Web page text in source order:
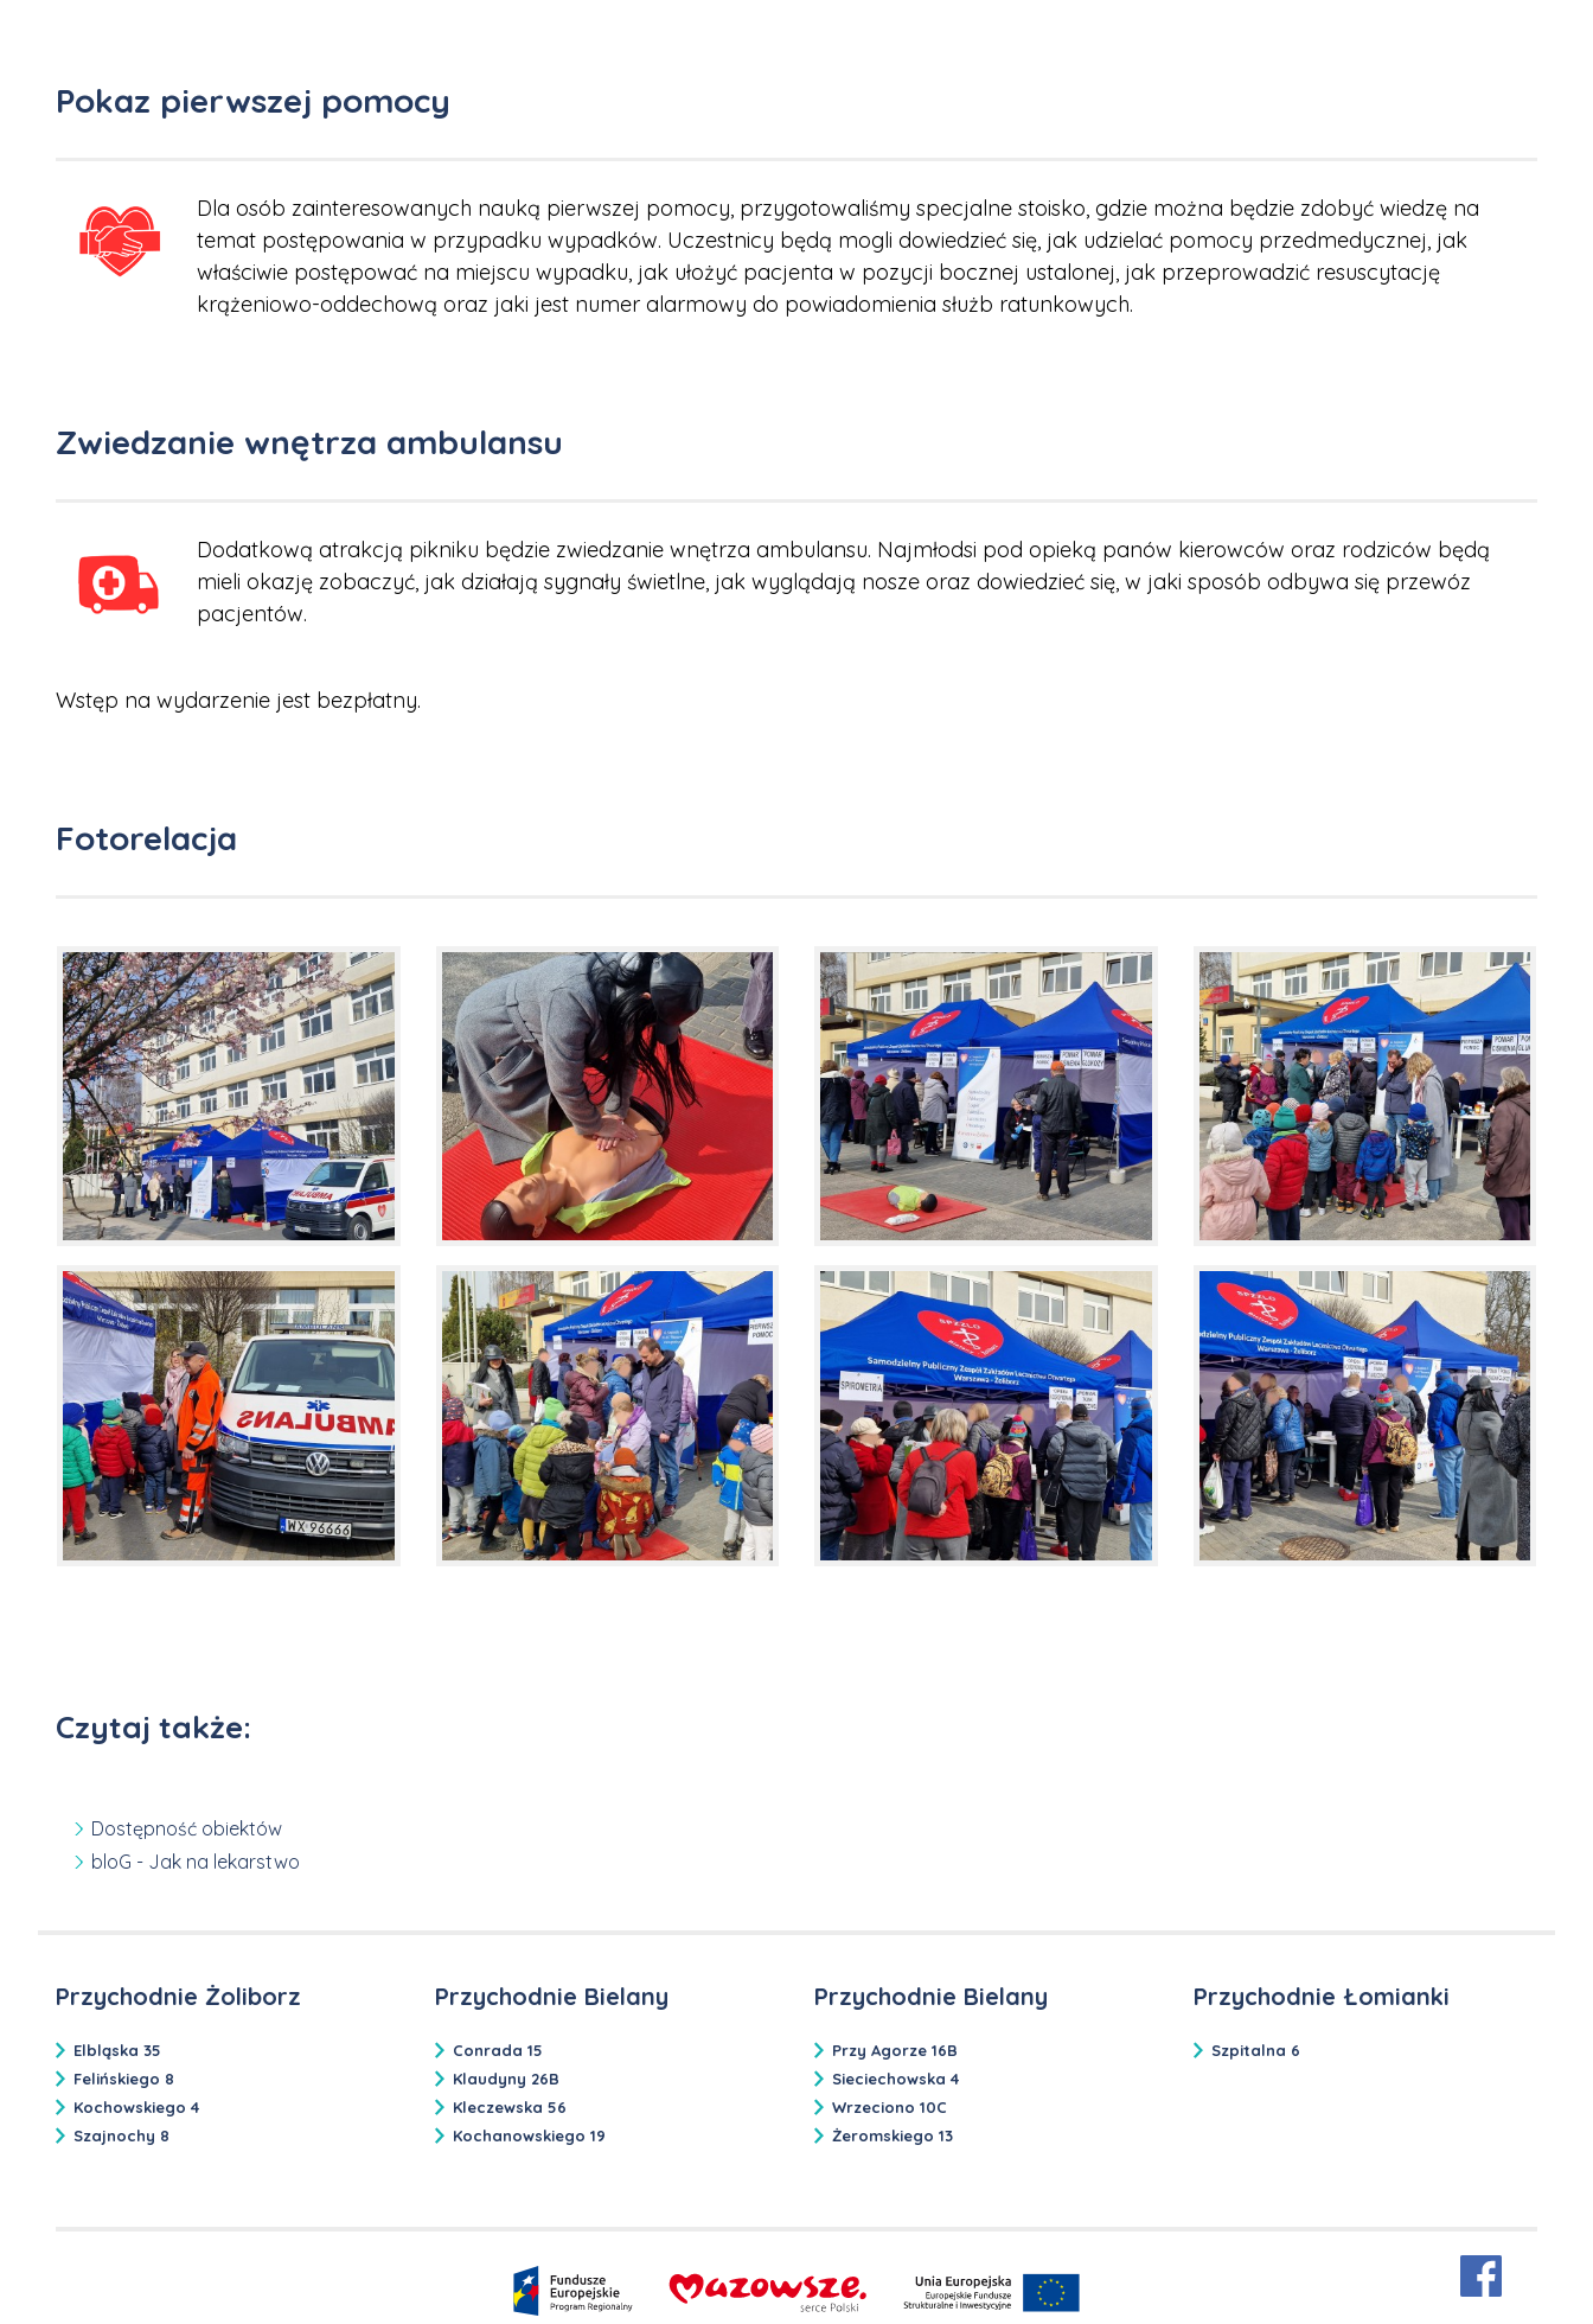
Pokaz pierwszej pomocy
Dla osób zainteresowanych nauką pierwszej pomocy, przygotowaliśmy specjalne stoisko, gdzie można będzie zdobyć wiedzę na
temat postępowania w przypadku wypadków. Uczestnicy będą mogli dowiedzieć się, jak udzielać pomocy przedmedycznej, jak
właściwie postępować na miejscu wypadku, jak ułożyć pacjenta w pozycji bocznej ustalonej, jak przeprowadzić resuscytację
krążeniowo-oddechową oraz jaki jest numer alarmowy do powiadomienia służb ratunkowych.
Zwiedzanie wnętrza ambulansu
Dodatkową atrakcją pikniku będzie zwiedzanie wnętrza ambulansu. Najmłodsi pod opieką panów kierowców oraz rodziców będą
mieli okazję zobaczyć, jak działają sygnały świetlne, jak wyglądają nosze oraz dowiedzieć się, w jaki sposób odbywa się przewóz
pacjentów.
Wstęp na wydarzenie jest bezpłatny.
Fotorelacja
Czytaj także:
Dostępność obiektów
bloG - Jak na lekarstwo
Przychodnie Żoliborz
Elbląska 35
Felińskiego 8
Kochowskiego 4
Szajnochy 8
Przychodnie Bielany
Conrada 15
Klaudyny 26B
Kleczewska 56
Kochanowskiego 19
Przychodnie Bielany
Przy Agorze 16B
Sieciechowska 4
Wrzeciono 10C
Żeromskiego 13
Przychodnie Łomianki
Szpitalna 6